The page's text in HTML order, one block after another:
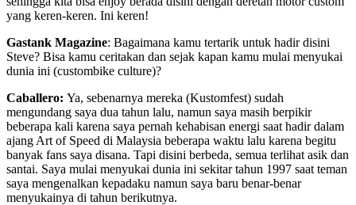
yang keren-keren. Ini keren!
Gastank Magazine: Bagaimana kamu tertarik untuk hadir disini
Steve? Bisa kamu ceritakan dan sejak kapan kamu mulai menyukai
dunia ini (custombike culture)?
Caballero: Ya, sebenarnya mereka (Kustomfest) sudah
mengundang saya dua tahun lalu, namun saya masih berpikir
beberapa kali karena saya pernah kehabisan energi saat hadir dalam
ajang Art of Speed di Malaysia beberapa waktu lalu karena begitu
banyak fans saya disana. Tapi disini berbeda, semua terlihat asik dan
santai. Saya mulai menyukai dunia ini sekitar tahun 1997 saat teman
saya mengenalkan kepadaku namun saya baru benar-benar
menyukainya di tahun berikutnya.